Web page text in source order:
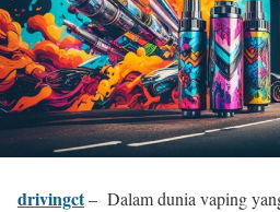
drivingct– Dalam dunia vaping